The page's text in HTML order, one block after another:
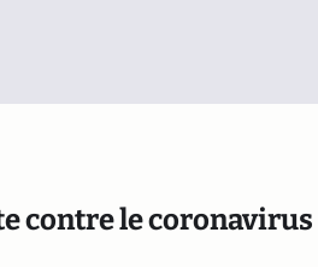
contre le coronavirus